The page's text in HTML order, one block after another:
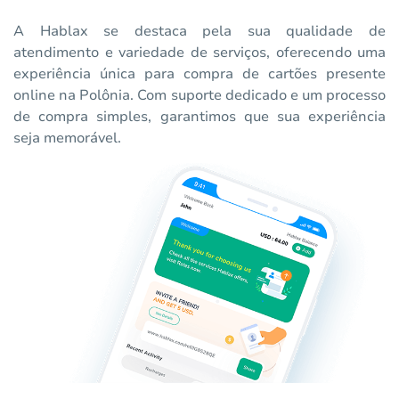
A Hablax se destaca pela sua qualidade de
atendimento e variedade de serviços, oferecendo uma
experiência única para compra de cartões presente
online na Polônia. Com suporte dedicado e um processo
de compra simples, garantimos que sua experiência
seja memorável.